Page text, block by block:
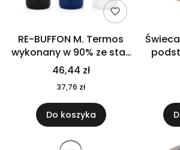
RE-BUFFON M. Termos
wykonany w 90% ze stali
nierdzewnej
pochodzącej z
recyklingu 520 ml 94294
46,44 zł
37,76 zł
Do koszyka